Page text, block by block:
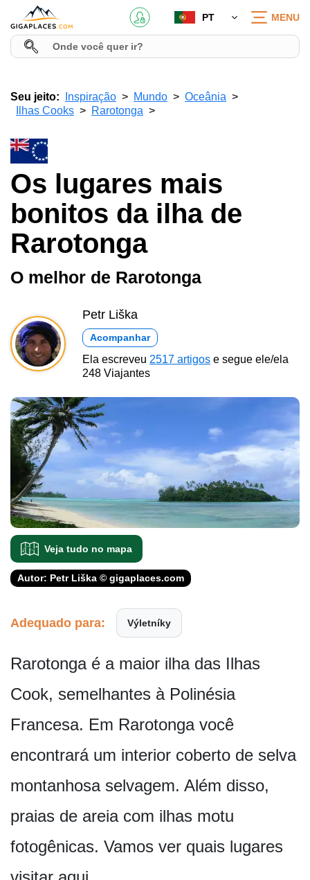
PT MENU
Seu jeito: Inspiração Mundo
Oceânia
Ilhas Cooks
Rarotonga
Os lugares mais
bonitos da ilha de
Rarotonga
O melhor de Rarotonga
Petr Liška
Acompanhar
Ela escreveu 2517 artigos e segue ele/ela
248 Viajantes
Veja tudo no mapa
Autor: Petr Liška © gigaplaces.com
Adequado para: Výletníky
Rarotonga é a maior ilha das Ilhas
Cook, semelhantes à Polinésia
Francesa. Em Rarotonga você
encontrará um interior coberto de selva
montanhosa selvagem. Além disso,
praias de areia com ilhas motu
fotogênicas. Vamos ver quais lugares